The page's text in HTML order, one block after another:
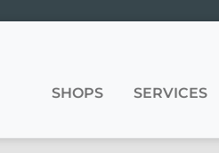
SHOPS SERVICES